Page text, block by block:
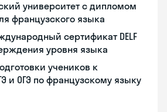
университет с дипломом
французского языка
сертификат DELF
уровня языка
учеников к
и ОГЭ по французскому языку